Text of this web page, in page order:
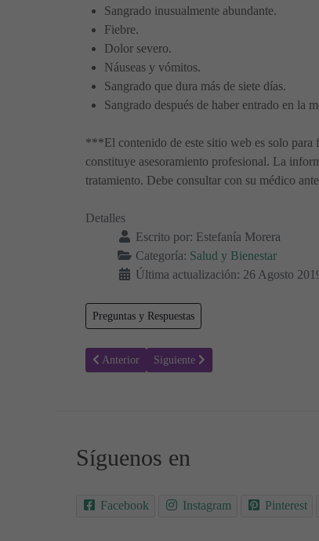
Sangrado inusualmente abundante.
Fiebre.
Dolor severo.
Náuseas y vómitos.
Sangrado que dura más de siete días.
Sangrado después de haber entrado en la
***El contenido de este sitio web es solo para
constituye asesoramiento profesional. La
tratamiento. Debe consultar con su médico
Detalles
Escrito por: Estefanía Morera
Categoría: Salud y Bienestar
Última actualización: 26 Agosto
Preguntas y Respuestas
Artículo anterior: 10 Consejos para manejar
Anterior Artículo siguiente: Todo lo que
Siguiente
Síguenos en
Facebook Instagram Pinterest